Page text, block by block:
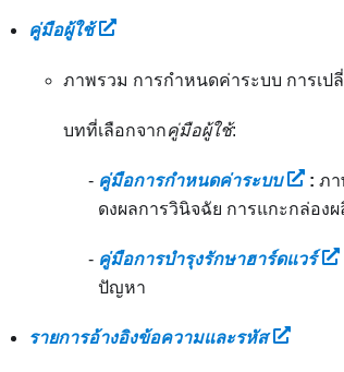
คู่มือผู้ใช้
ภาพรวม การกําหนดค่าระบบ การเ
บทที่เลือกจากคู่มือผู้ใช้:
คู่มือการกำหนดค่าระบบ : ภา
ดงผลการวินิจฉัย การแกะกล่อง
คู่มือการบำรุงรักษาฮาร์ดแวร์
ปัญหา
รายการอ้างอิงข้อความและรหัส